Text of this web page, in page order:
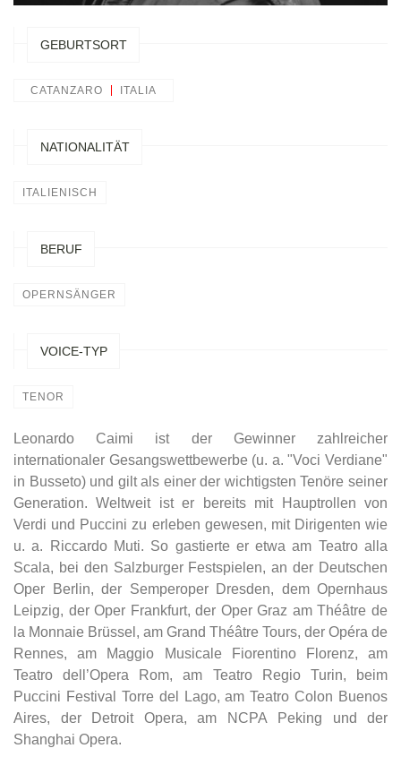
GEBURTSORT
CATANZARO ITALIA
NATIONALITÄT
ITALIENISCH
BERUF
OPERNSÄNGER
VOICE-TYP
TENOR
Leonardo Caimi ist der Gewinner zahlreicher
internationaler Gesangswettbewerbe (u. a. "Voci Verdiane"
in Busseto) und gilt als einer der wichtigsten Tenöre seiner
Generation. Weltweit ist er bereits mit Hauptrollen von
Verdi und Puccini zu erleben gewesen, mit Dirigenten wie
u. a. Riccardo Muti. So gastierte er etwa am Teatro alla
Scala, bei den Salzburger Festspielen, an der Deutschen
Oper Berlin, der Semperoper Dresden, dem Opernhaus
Leipzig, der Oper Frankfurt, der Oper Graz am Théâtre de
la Monnaie Brüssel, am Grand Théâtre Tours, der Opéra de
Rennes, am Maggio Musicale Fiorentino Florenz, am
Teatro dell’Opera Rom, am Teatro Regio Turin, beim
Puccini Festival Torre del Lago, am Teatro Colon Buenos
Aires, der Detroit Opera, am NCPA Peking und der
Shanghai Opera.